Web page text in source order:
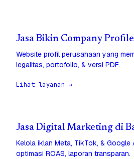
Jasa Bikin Company
Website profil perusahaan yang
legalitas, portofolio, & versi PDF.
Lihat layanan →
Jasa Digital Marketing di
Kelola iklan Meta, TikTok, &
optimasi ROAS, laporan transparan.